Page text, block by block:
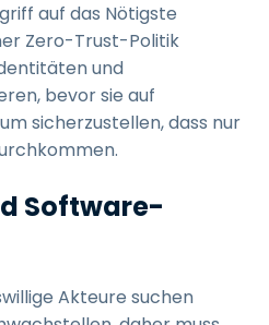
auf das Nötigste
Zero-Trust-Politik
und
bevor sie auf
sicherzustellen, dass nur
Software-
Akteure suchen